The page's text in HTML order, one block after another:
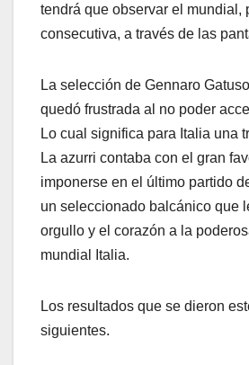
tendrá que observar el mundial,
consecutiva, a través de las
La selección de Gennaro
quedó frustrada al no poder
Lo cual significa para Italia una
La azurri contaba con el gran
imponerse en el último partido
un seleccionado balcánico que
orgullo y el corazón a la
mundial Italia.
Los resultados que se dieron
siguientes.